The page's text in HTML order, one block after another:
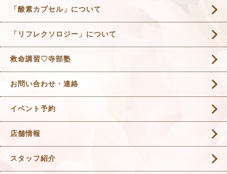
「酸素カプセル」について
「リフレクソロジー」について
救命講習♡寺部塾
お問い合わせ・連絡
イベント予約
店舗情報
スタッフ紹介